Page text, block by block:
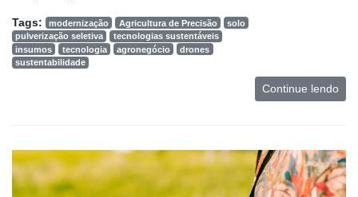
Minha
conta
Mercado
Tags: modernização Agricultura de Precisão
solo
pulverização seletiva
tecnologias sustentáveis
insumos
tecnologia agronegócio
drones
sustentabilidade
Continue lendo